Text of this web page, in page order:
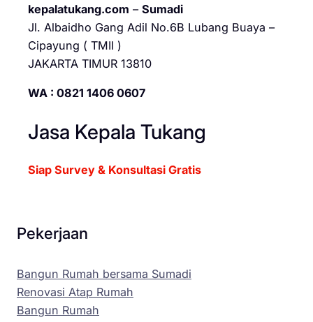
kepalatukang.com – Sumadi
Jl. Albaidho Gang Adil No.6B Lubang Buaya –
Cipayung ( TMII )
JAKARTA TIMUR 13810
WA : 0821 1406 0607
Jasa Kepala Tukang
Siap Survey & Konsultasi Gratis
Pekerjaan
Bangun Rumah bersama Sumadi
Renovasi Atap Rumah
Bangun Rumah